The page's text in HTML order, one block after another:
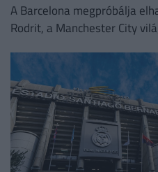
A Barcelona megpróbálja
Rodrit, a Manchester City